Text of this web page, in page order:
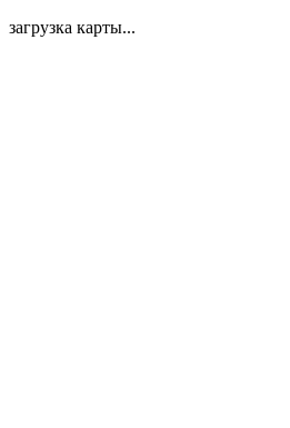
загрузка карты...